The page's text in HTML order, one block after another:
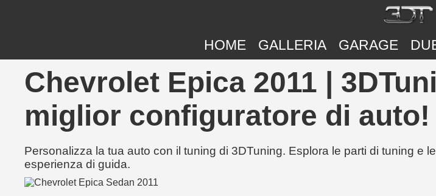
HOME GALLERIA GARAGE
Chevrolet Epica 2011 |
miglior configuratore di auto!
Personalizza la tua auto con il tuning di 3DTuning. Esplora le parti di tuning e
esperienza di guida.